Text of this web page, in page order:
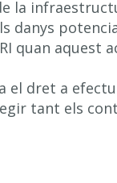
la
danys
quan aquest
el dret a
tant els